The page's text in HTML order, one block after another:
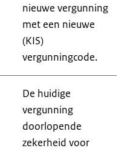
nieuwe vergunning
met een nieuwe
(KIS)
vergunningcode.
De huidige
vergunning
doorlopende
zekerheid voor